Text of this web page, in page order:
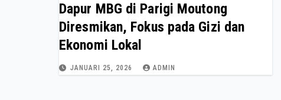
Dapur MBG di Parigi Moutong
Diresmikan, Fokus pada Gizi dan
Ekonomi Lokal
JANUARI 25, 2026 ADMIN